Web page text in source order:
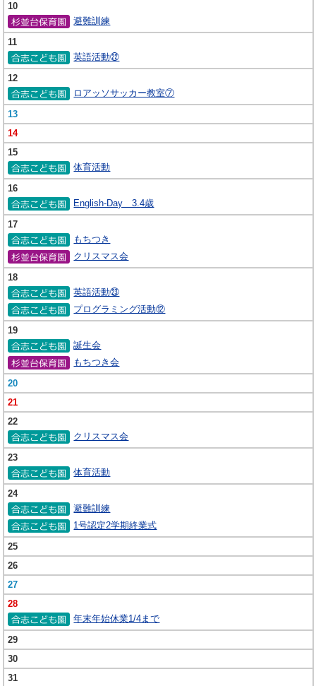
10
避難訓練
11
英語活動㉒
12
ロアッソサッカー教室⑦
13
14
15
体育活動
16
English-Day 3.4歳
17
もちつき
クリスマス会
18
英語活動㉓
プログラミング活動⑫
19
誕生会
もちつき会
20
21
22
クリスマス会
23
体育活動
24
避難訓練
1号認定2学期終業式
25
26
27
28
年末年始休業1/4まで
29
30
31